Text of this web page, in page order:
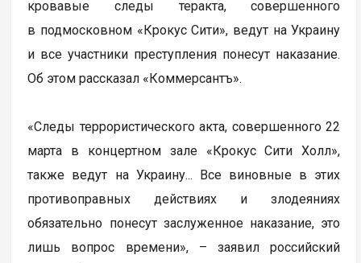
кровавые следы теракта, совершенного
в подмосковном «Крокус Сити», ведут на Украину
и все участники преступления понесут наказание.
Об этом рассказал «Коммерсантъ».
«Следы террористического акта, совершенного 22
марта в концертном зале «Крокус Сити Холл»,
также ведут на Украину... Все виновные в этих
противоправных действиях и злодеяниях
обязательно понесут заслуженное наказание, это
лишь вопрос времени», – заявил российский